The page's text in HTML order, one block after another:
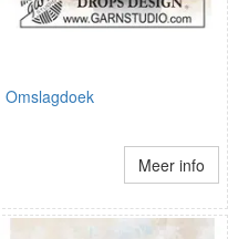
Omslagdoek
Meer info